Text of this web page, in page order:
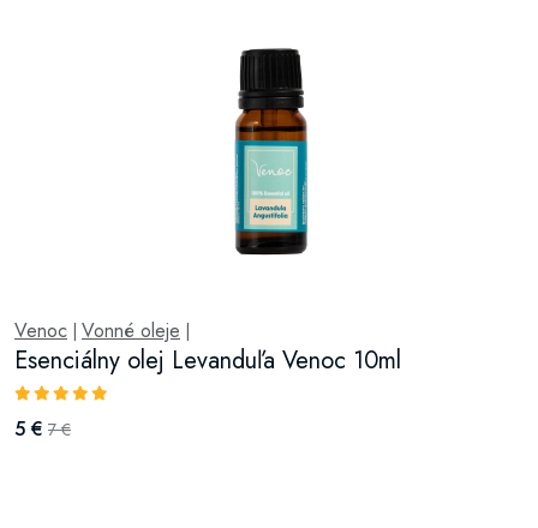
Venoc Vonné oleje
Esenciálny olej Levanduľa Venoc 10ml
5 € 7 €